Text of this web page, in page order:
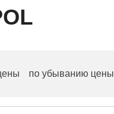
по убыванию цены